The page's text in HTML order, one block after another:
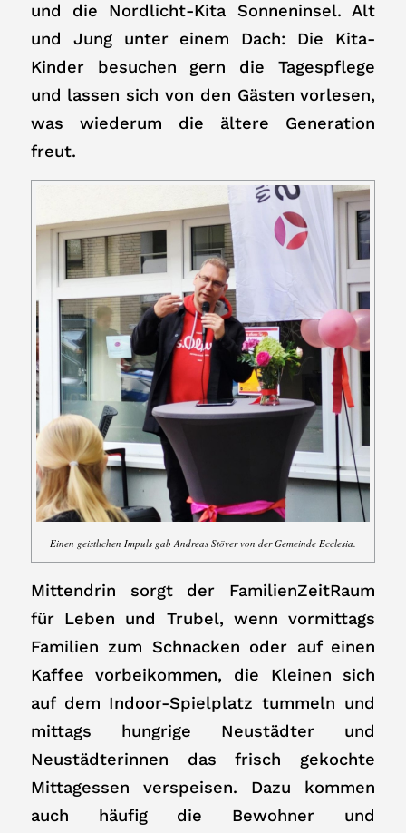
und die Nordlicht-Kita Sonneninsel. Alt
und Jung unter einem Dach: Die Kita-
Kinder besuchen gern die Tagespflege
und lassen sich von den Gästen vorlesen,
was wiederum die ältere Generation
freut.
Einen geistlichen Impuls gab Andreas Stöver von der Gemeinde Ecclesia.
Mittendrin sorgt der FamilienZeitRaum
für Leben und Trubel, wenn vormittags
Familien zum Schnacken oder auf einen
Kaffee vorbeikommen, die Kleinen sich
auf dem Indoor-Spielplatz tummeln und
mittags hungrige Neustädter und
Neustädterinnen das frisch gekochte
Mittagessen verspeisen. Dazu kommen
auch häufig die Bewohner und